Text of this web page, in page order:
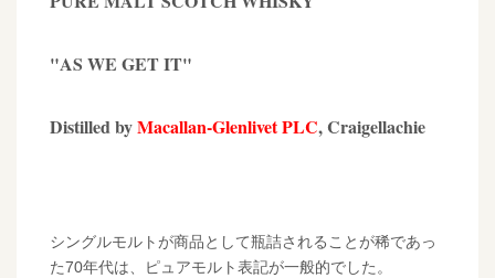
"AS WE GET IT"
Distilled byMacallan-Glenlivet PLC, Craigellachie
シングルモルトが商品として瓶詰されることが稀であっ
た70年代は、ピュアモルト表記が一般的でした。